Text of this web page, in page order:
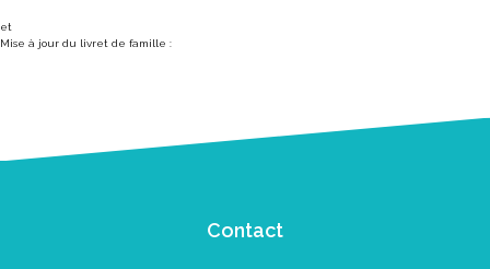
et
Mise à jour du livret de famille :
Contact